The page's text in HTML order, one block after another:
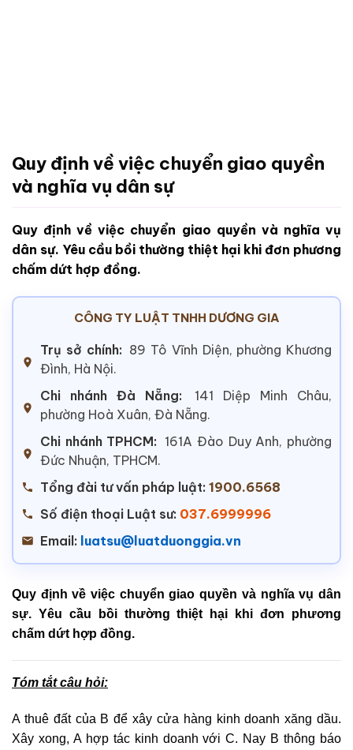
Quy định về việc chuyển giao quyền
và nghĩa vụ dân sự
Quy định về việc chuyển giao quyền và nghĩa vụ
dân sự. Yêu cầu bồi thường thiệt hại khi đơn phương
chấm dứt hợp đồng.
CÔNG TY LUẬT TNHH DƯƠNG GIA
Trụ sở chính: 89 Tô Vĩnh Diện, phường Khương
Đình, Hà Nội.
Chi nhánh Đà Nẵng:
141 Diệp Minh Châu,
phường Hoà Xuân, Đà Nẵng.
Chi nhánh TPHCM: 161A Đào Duy Anh, phường
Đức Nhuận, TPHCM.
Tổng đài tư vấn pháp luật: 1900.6568
Số điện thoại Luật sư: 037.6999996
Email: luatsu@luatduonggia.vn
Quy định về việc chuyển giao quyền và nghĩa vụ dân
sự. Yêu cầu bồi thường thiệt hại khi đơn phương
chấm dứt hợp đồng.
Tóm tắt câu hỏi:
A thuê đất của B để xây cửa hàng kinh doanh xăng dầu.
Xây xong, A hợp tác kinh doanh với C. Nay B thông báo